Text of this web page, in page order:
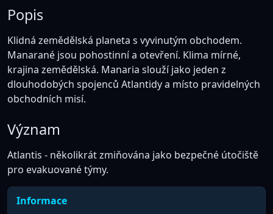
Popis
Klidná zemědělská planeta s vyvinutým obchodem.
Manarané jsou pohostinní a otevření. Klima mírné,
krajina zemědělská. Manaria slouží jako jeden z
dlouhodobých spojenců Atlantidy a místo pravidelných
obchodních misí.
Význam
Atlantis - několikrát zmiňována jako bezpečné útočiště
pro evakuované týmy.
Informace